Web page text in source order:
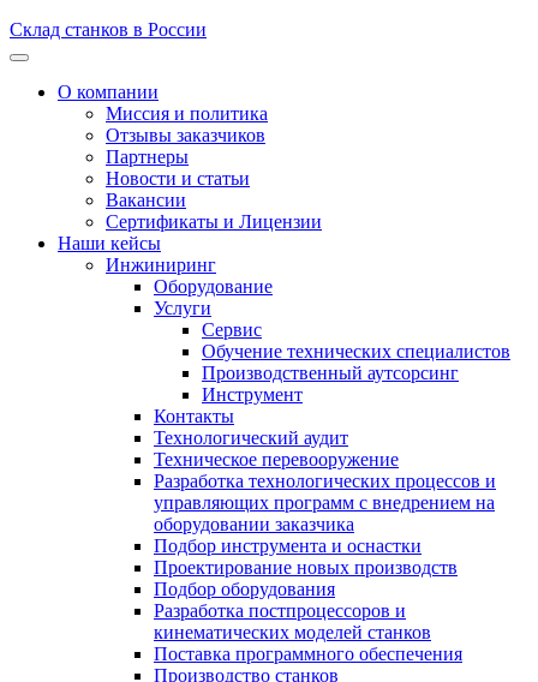
Склад станков в России
О компании
Миссия и политика
Отзывы заказчиков
Партнеры
Новости и статьи
Вакансии
Сертификаты и Лицензии
Наши кейсы
Инжиниринг
Оборудование
Услуги
Сервис
Обучение технических специалистов
Производственный аутсорсинг
Инструмент
Контакты
Технологический аудит
Техническое перевооружение
Разработка технологических процессов и
управляющих программ с внедрением на
оборудовании заказчика
Подбор инструмента и оснастки
Проектирование новых производств
Подбор оборудования
Разработка постпроцессоров и
кинематических моделей станков
Поставка программного обеспечения
Производство станков